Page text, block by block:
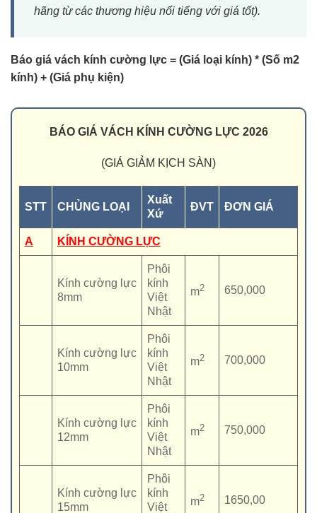
hãng từ các thương hiệu nổi tiếng với giá tốt).
Báo giá vách kính cường lực = (Giá loại kính) * (Số m2
kính) + (Giá phụ kiện)
BÁO GIÁ VÁCH KÍNH CƯỜNG LỰC 2026
(GIÁ GIẢM KỊCH SÀN)
STT CHỦNG LOẠI
Xuất
Xứ
ĐVT ĐƠN GIÁ
A KÍNH CƯỜNG LỰC
Kính cường lực
8mm
Phôi
kính
Việt
Nhật
m2 650,000
Kính cường lực
10mm
Phôi
kính
Việt
Nhật
m2 700,000
Kính cường lực
12mm
Phôi
kính
Việt
Nhật
m2 750,000
Kính cường lực
15mm
Phôi
kính
Việt
m2 1650,00